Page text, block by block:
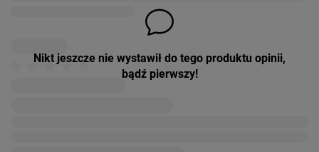
Nikt jeszcze nie wystawił do tego produktu opinii,
bądź pierwszy!